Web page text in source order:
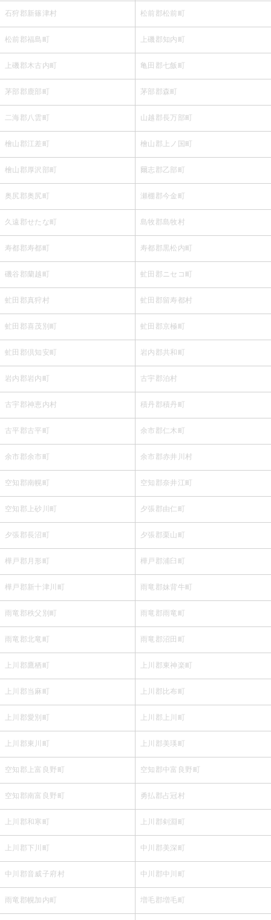
石狩郡新篠津村 松前郡松前町
松前郡福島町 上磯郡知内町
上磯郡木古内町 亀田郡七飯町
茅部郡鹿部町 茅部郡森町
二海郡八雲町 山越郡長万部町
檜山郡江差町 檜山郡上ノ国町
檜山郡厚沢部町 爾志郡乙部町
奥尻郡奥尻町 瀬棚郡今金町
久遠郡せたな町 島牧郡島牧村
寿都郡寿都町 寿都郡黒松内町
磯谷郡蘭越町 虻田郡ニセコ町
虻田郡真狩村 虻田郡留寿都村
虻田郡喜茂別町 虻田郡京極町
虻田郡倶知安町 岩内郡共和町
岩内郡岩内町 古宇郡泊村
古宇郡神恵内村 積丹郡積丹町
古平郡古平町 余市郡仁木町
余市郡余市町 余市郡赤井川村
空知郡南幌町 空知郡奈井江町
空知郡上砂川町 夕張郡由仁町
夕張郡長沼町 夕張郡栗山町
樺戸郡月形町 樺戸郡浦臼町
樺戸郡新十津川町 雨竜郡妹背牛町
雨竜郡秩父別町 雨竜郡雨竜町
雨竜郡北竜町 雨竜郡沼田町
上川郡鷹栖町 上川郡東神楽町
上川郡当麻町 上川郡比布町
上川郡愛別町 上川郡上川町
上川郡東川町 上川郡美瑛町
空知郡上富良野町 空知郡中富良野町
空知郡南富良野町 勇払郡占冠村
上川郡和寒町 上川郡剣淵町
上川郡下川町 中川郡美深町
中川郡音威子府村 中川郡中川町
雨竜郡幌加内町 増毛郡増毛町